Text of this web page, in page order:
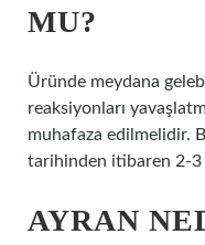
MU?
Üründe meydana
reaksiyonları
muhafaza edilmelidir.
tarihinden itibaren 2-3
AYRAN